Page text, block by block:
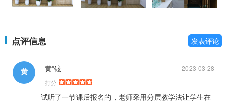
点评信息 发表评论
黄 2023-03-28
黄*铉
打分
试听了一节课后报名的，老师采用分层教学法让学生在